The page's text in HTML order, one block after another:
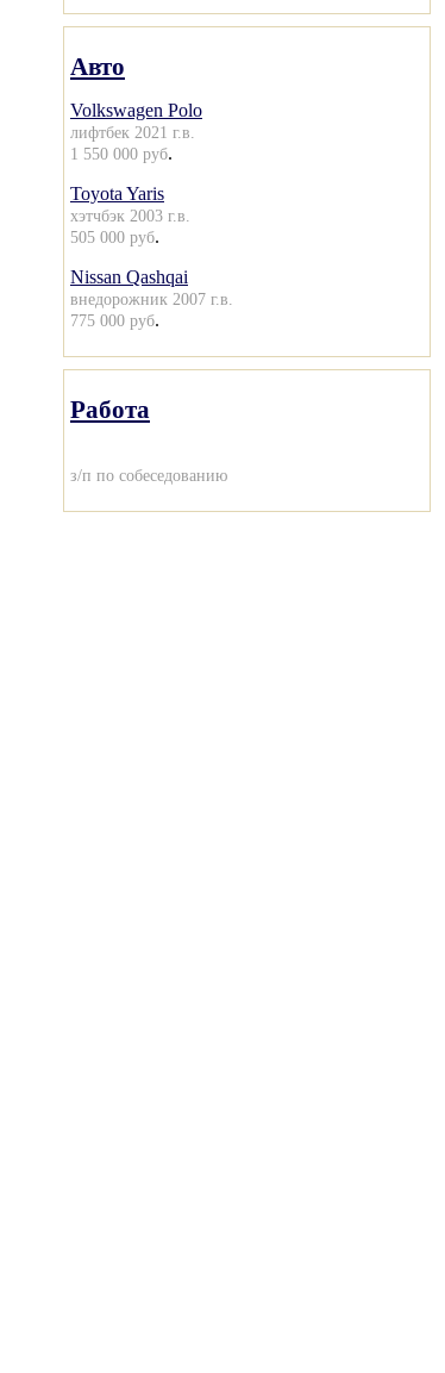
Авто
Volkswagen Polo
лифтбек 2021 г.в.
1 550 000 руб.
Toyota Yaris
хэтчбэк 2003 г.в.
505 000 руб.
Nissan Qashqai
внедорожник 2007 г.в.
775 000 руб.
Работа
з/п по собеседованию